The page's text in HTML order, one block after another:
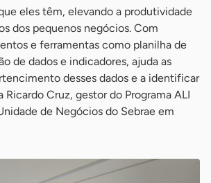
eles têm, elevando a produtividade
dos pequenos negócios. Com
e ferramentas como planilha de
de dados e indicadores, ajuda as
desses dados e a identificar
Ricardo Cruz, gestor do Programa ALI
de Negócios do Sebrae em